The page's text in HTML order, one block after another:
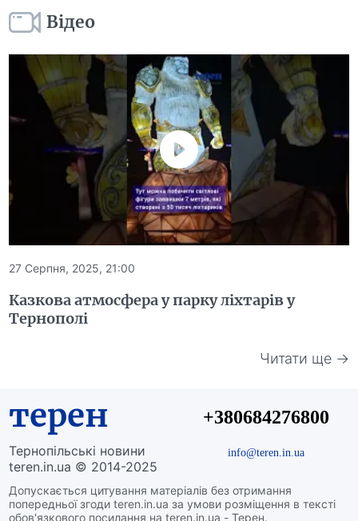
Відео
27 Серпня, 2025, 21:00
Казкова атмосфера у парку ліхтарів у
Тернополі
Читати ще →
терен
Тернопільські новини
teren.in.ua © 2014-2025
Допускається цитування матеріалів без отримання
попередньої згоди teren.in.ua за умови розміщення в тексті
обов'язкового посилання на teren.in.ua - Терен.
+380684276800
info@teren.in.ua